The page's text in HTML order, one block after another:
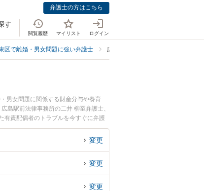
弁護士の方はこちら
す
閲覧履歴 マイリスト ログイン
区で離婚・男女問題に強い弁護士 広島市東区で有責配偶者に強い弁護
男女問題に関係する財産分与や養育
島駅前法律事務所の二井 柳至弁護士、
有責配偶者のトラブルを今すぐに弁護
市東区内の弁護士に相談予約したい』
変更
変更
変更